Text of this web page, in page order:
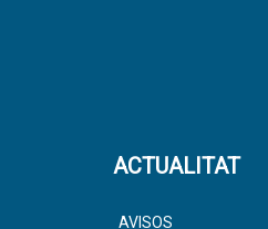
ACTUALITAT
AVISOS